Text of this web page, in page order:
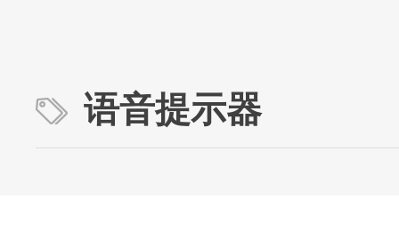
语音提示器